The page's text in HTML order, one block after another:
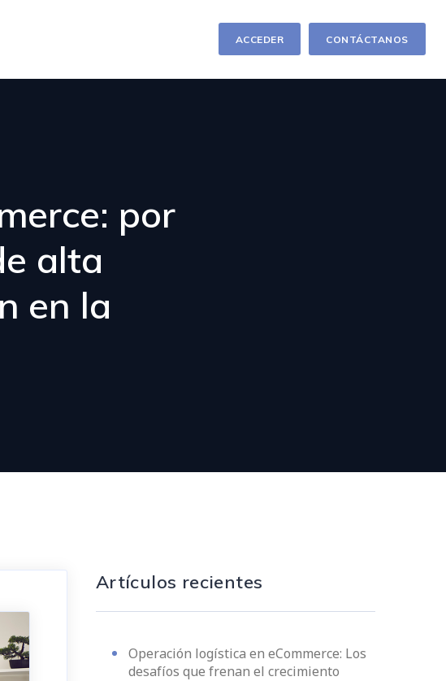
ACCEDER CONTÁCTANOS
por
alta
en la
Artículos recientes
Operación logística en eCommerce: Los
desafíos que frenan el crecimiento